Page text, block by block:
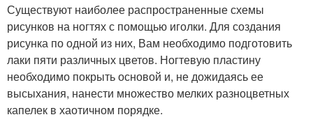
Существуют наиболее распространенные схемы
рисунков на ногтях с помощью иголки. Для создания
рисунка по одной из них, Вам необходимо подготовить
лаки пяти различных цветов. Ногтевую пластину
необходимо покрыть основой и, не дожидаясь ее
высыхания, нанести множество мелких разноцветных
капелек в хаотичном порядке.